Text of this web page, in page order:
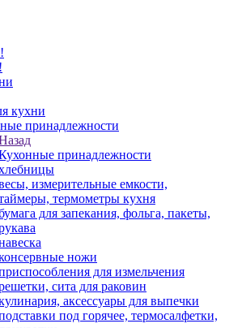
кухни
принадлежности
принадлежности
измерительные емкости,
термометры кухня
для запекания, фольга, пакеты,
ножи
для измельчения
сита для раковин
аксессуары для выпечки
под горячее, термосалфетки,